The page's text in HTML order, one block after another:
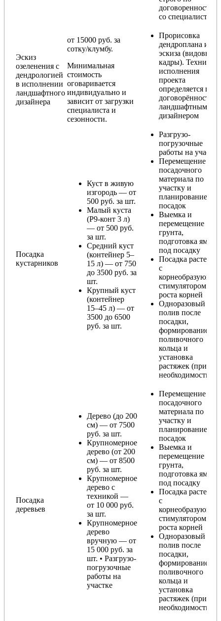
договоренности
со специалистом)
Эскиз
озеленения с
дендрологией
в исполнении
ландшафтного
дизайнера
от 15000 руб. за
сотку/клумбу.
Минимальная
стоимость
оговаривается
индивидуально и
зависит от загрузки
специалиста и
сезонности.
Прорисовка
дендроплана и
эскиза (видовые
кадры). Техника
исполнения
проекта
определяется по
договорённости с
ландшафтным
дизайнером
Посадка
кустарников
Куст в живую
изгородь — от
500 руб. за шт.
Малый куста
(Р9-конт 3 л)
— от 500 руб.
за шт.
Средний куст
(контейнер 5–
15 л) — от 750
до 3500 руб. за
шт.
Крупный куст
(контейнер
15–45 л) — от
3500 до 6500
руб. за шт.
Разгрузо-
погрузочные
работы на участке
Перемещение
посадочного
материала по
участку и
планирование
посадок
Выемка и
перемещение
грунта,
подготовка ямы
под посадку
Посадка растения
с
корнеобразующим
стимулятором
роста корней
Одноразовый
полив после
посадки,
формирование
поливочного
кольца и
установка
растяжек (при
необходимости)
Посадка
деревьев
Дерево (до 200
см) — от 7500
руб. за шт.
Крупномерное
дерево (от 200
см) — от 8500
руб. за шт.
Крупномерное
дерево с
техникой —
от 10 000 руб.
за шт.
Крупномерное
дерево
вручную — от
15 000 руб. за
шт. • Разгрузо-
погрузочные
работы на
участке
Перемещение
посадочного
материала по
участку и
планирование
посадок
Выемка и
перемещение
грунта,
подготовка ямы
под посадку
Посадка растения
с
корнеобразующим
стимулятором
роста корней
Одноразовый
полив после
посадки,
формирование
поливочного
кольца и
установка
растяжек (при
необходимости)